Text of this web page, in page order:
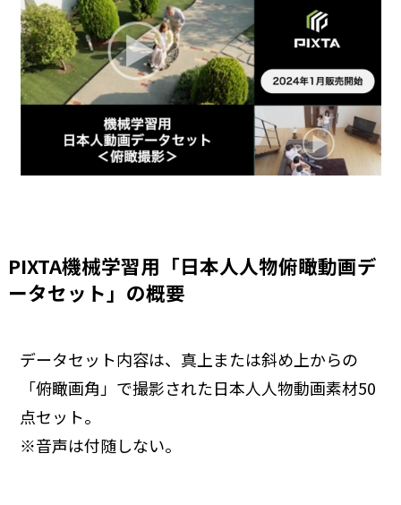
PIXTA機械学習用「日本人人物俯瞰動画デ
ータセット」の概要
データセット内容は、真上または斜め上からの
「俯瞰画角」で撮影された日本人人物動画素材50
点セット。
※音声は付随しない。